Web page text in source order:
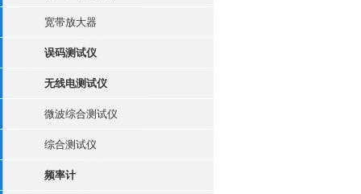
宽带放大器
误码测试仪
无线电测试仪
微波综合测试仪
综合测试仪
频率计